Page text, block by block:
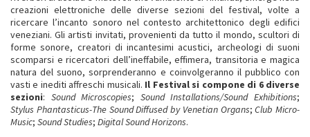
creazioni elettroniche delle diverse sezioni del festival, volte a
ricercare l’incanto sonoro nel contesto architettonico degli edifici
veneziani. Gli artisti invitati, provenienti da tutto il mondo, scultori di
forme sonore, creatori di incantesimi acustici, archeologi di suoni
scomparsi e ricercatori dell’ineffabile, effimera, transitoria e magica
natura del suono, sorprenderanno e coinvolgeranno il pubblico con
vasti e inediti affreschi musicali. Il Festival si compone di 6 diverse
sezioni: Sound Microscopies; Sound Installations/Sound Exhibitions;
Stylus Phantasticus-The Sound Diffused by Venetian Organs;Club Micro-
Music; Sound Studies; Digital Sound Horizons.